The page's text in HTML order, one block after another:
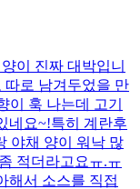
이 진짜 대박입니
따로 남겨두었을 만
이 훅 나는데 고기
네요~!특히 계란후
야채 양이 워낙 많
적더라고요ㅠ.ㅠ
해서 소스를 직접